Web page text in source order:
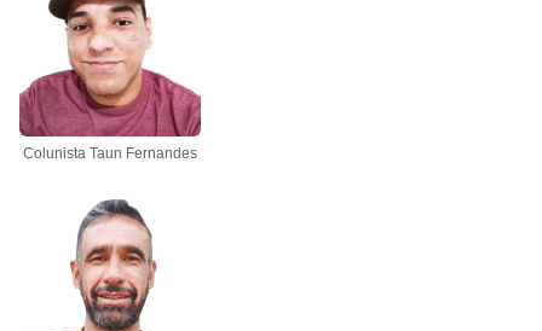
Colunista Taun Fernandes